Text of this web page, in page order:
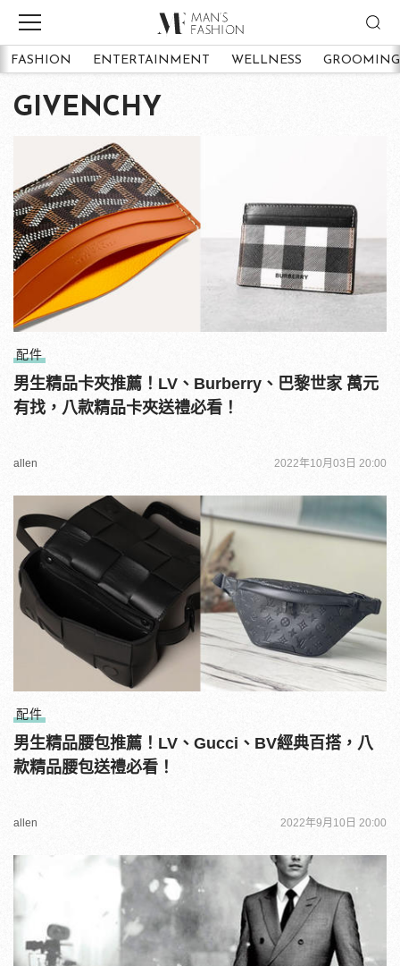
FASHION ENTERTAINMENT WELLNESS GROOMING
GIVENCHY
配件
男生精品卡夾推薦！LV、Burberry、巴黎世家 萬元
有找，八款精品卡夾送禮必看！
allen 2022年10月03日 20:00
配件
男生精品腰包推薦！LV、Gucci、BV經典百搭，八
款精品腰包送禮必看！
allen 2022年9月10日 20:00